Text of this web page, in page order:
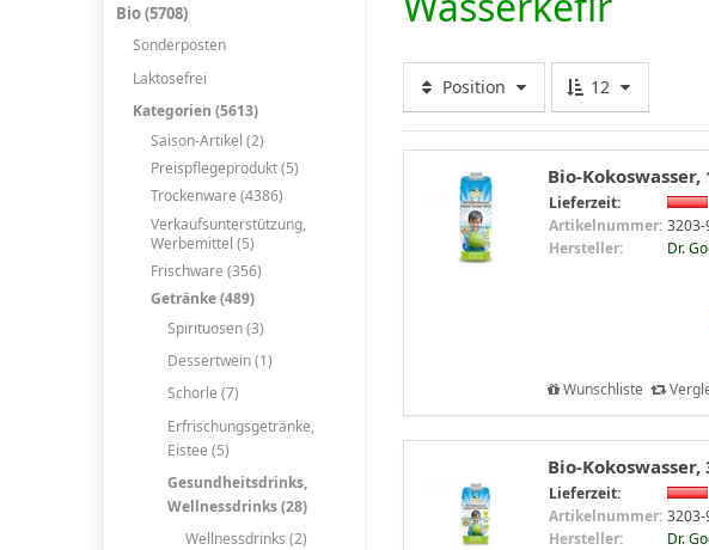
Bio (5708)
Sonderposten
Laktosefrei
Kategorien (5613)
Saison-Artikel (2)
Preispflegeprodukt (5)
Trockenware (4386)
Verkaufsunterstützung,
Werbemittel (5)
Frischware (356)
Getränke (489)
Spirituosen (3)
Dessertwein (1)
Schorle (7)
Erfrischungsgetränke,
Eistee (5)
Gesundheitsdrinks,
Wellnessdrinks (28)
Wellnessdrinks (2)
Position 12
Bio-
Lieferzeit:
Artikelnummer:
Hersteller:
Dr.
Wunschliste
Bio-
Lieferzeit:
Artikelnummer:
Hersteller:
Dr.